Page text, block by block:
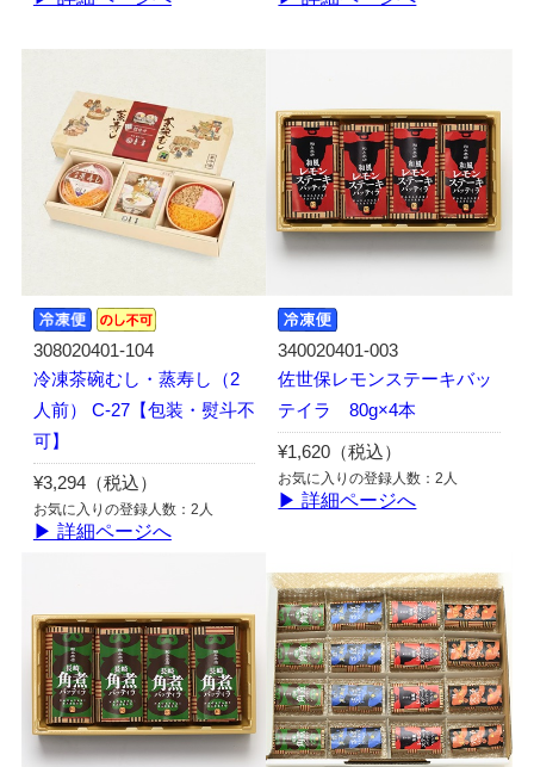
308020401-104
冷凍茶碗むし・蒸寿し（2
人前） C-27【包装・熨斗不
可】
¥3,294（税込）
お気に入りの登録人数：2人
▶ 詳細ページへ
340020401-003
佐世保レモンステーキバッ
テイラ 80g×4本
¥1,620（税込）
お気に入りの登録人数：2人
▶ 詳細ページへ